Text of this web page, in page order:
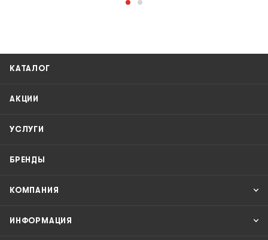
КАТАЛОГ
АКЦИИ
УСЛУГИ
БРЕНДЫ
КОМПАНИЯ
ИНФОРМАЦИЯ